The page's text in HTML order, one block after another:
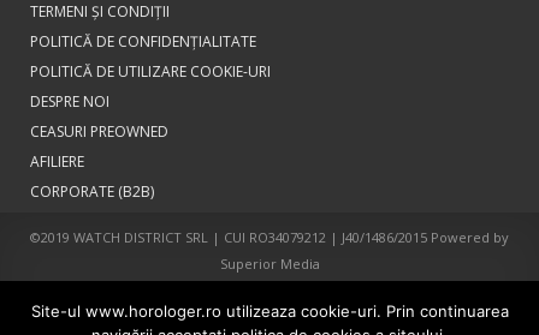
TERMENI ŞI CONDIŢII
POLITICĂ DE CONFIDENȚIALITATE
POLITICĂ DE UTILIZARE COOKIE-URI
DESPRE NOI
CEASURI PREOWNED
AFILIERE
CORPORATE (B2B)
©2019 WATCH DISTRICT SRL | CUI RO34079212 | J40/1486/2015 Powered by
Superior Media
Site-ul www.horologer.ro utilizeaza cookie-uri. Prin continuarea